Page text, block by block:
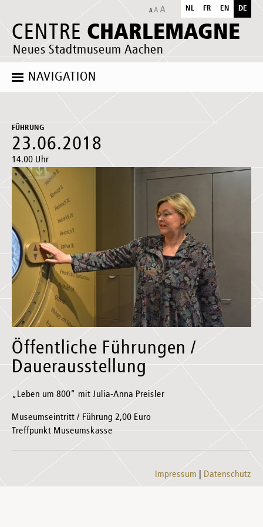
CENTRE CHARLEMAGNE
Neues Stadtmuseum Aachen
NL FR EN DE
NAVIGATION
FÜHRUNG
23.06.2018
14.00 Uhr
Öffentliche Führungen /
Dauerausstellung
„Leben um 800“ mit Julia-Anna Preisler
Museumseintritt / Führung 2,00 Euro
Treffpunkt Museumskasse
Impressum Datenschutz